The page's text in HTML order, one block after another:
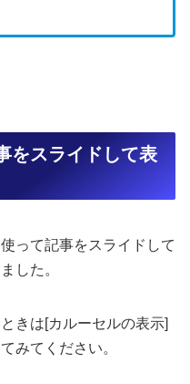
をスライドして表
って記事をスライドして
した。
きは[カルーセルの表示]
みてください。